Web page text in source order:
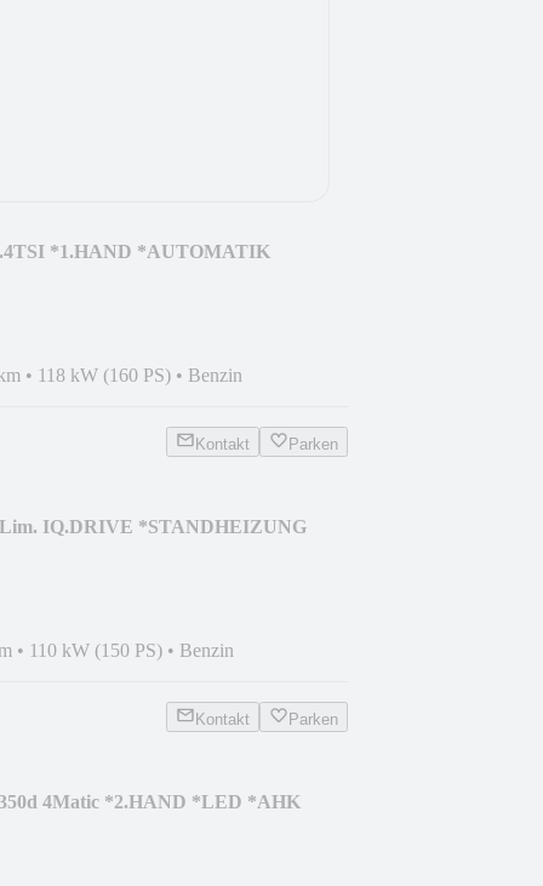
*1.HAND *AUTOMATIK
• 118 kW (160 PS) • Benzin
Kontakt Parken
IQ.DRIVE *STANDHEIZUNG
• 110 kW (150 PS) • Benzin
Kontakt Parken
4Matic *2.HAND *LED *AHK